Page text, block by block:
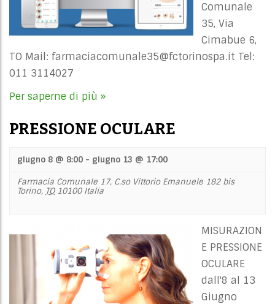
Comunale
35, Via
Cimabue 6,
TO Mail: farmaciacomunale35@fctorinospa.it Tel:
011 3114027
Per saperne di più »
PRESSIONE OCULARE
giugno 8 @ 8:00 - giugno 13 @ 17:00
Farmacia Comunale 17, C.so Vittorio Emanuele 182 bis
Torino, TO 10100 Italia
MISURAZION
E PRESSIONE
OCULARE
dall'8 al 13
Giugno